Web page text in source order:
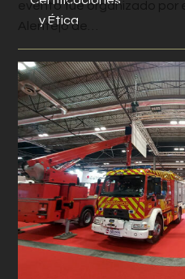
evento fue organizado por
Alentejo de…
y Ética
Síguenos
en RRSS
INCIPRE
SA SAU
PONTEVEDRA